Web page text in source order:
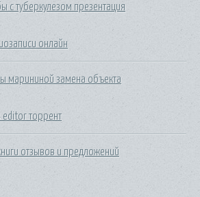
с туберкулезом презентация
онлайн
марининой замена объекта
торрент
отзывов и предложений